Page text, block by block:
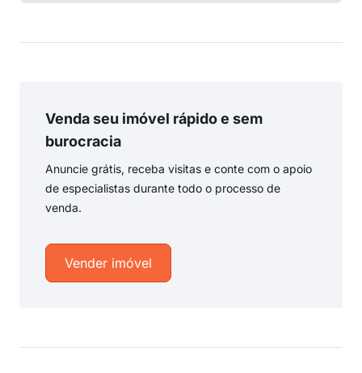
Venda seu imóvel rápido e sem
burocracia
Anuncie grátis, receba visitas e conte com o apoio
de especialistas durante todo o processo de
venda.
Vender imóvel